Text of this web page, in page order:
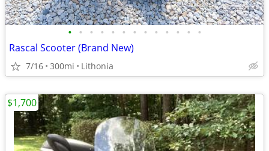
• • • • • • • • • • • • •
Rascal Scooter (Brand New)
7/16 300mi Lithonia
$1,700